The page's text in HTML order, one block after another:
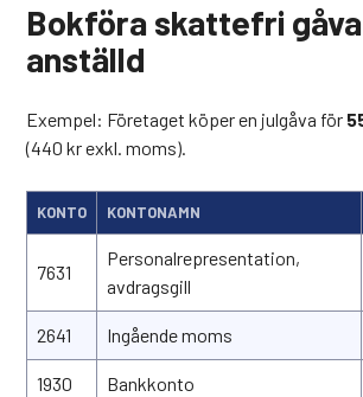
Bokföra skattefri
anställd
Exempel: Företaget köper en julgåva för
(440 kr exkl. moms).
KONTO KONTONAMN
7631
Personalrepresentation,
avdragsgill
2641 Ingående moms
1930 Bankkonto